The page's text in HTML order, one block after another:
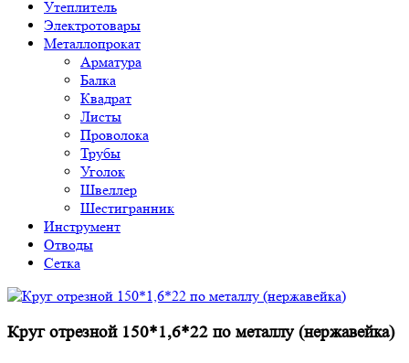
Утеплитель
Электротовары
Металлопрокат
Арматура
Балка
Квадрат
Листы
Проволока
Трубы
Уголок
Швеллер
Шестигранник
Инструмент
Отводы
Сетка
Круг отрезной 150*1,6*22 по металлу (нержавейка)